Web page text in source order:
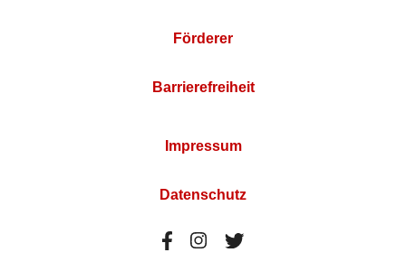
Förderer
Barrierefreiheit
Impressum
Datenschutz